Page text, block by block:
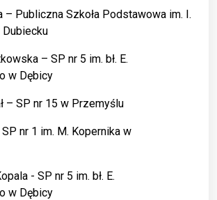
– Publiczna Szkoła Podstawowa im. I.
– SP nr 5 im. bł. E.
w Dębicy
– SP nr 15 w Przemyślu
nr 1 im. M. Kopernika w
- SP nr 5 im. bł. E.
w Dębicy